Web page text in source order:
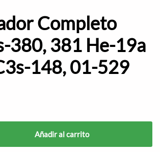
Completo
380, 381 He-19a
148, 01-529
Añadir al carrito